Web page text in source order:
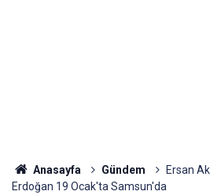
Anasayfa Gündem
Ersan
Erdoğan 19 Ocak'ta Samsun'da